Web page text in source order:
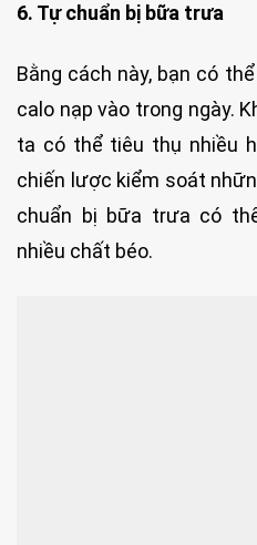
6. Tự chuẩn bị bữa trưa
Bằng cách này, bạn có
calo nạp vào trong ngày.
ta có thể tiêu thụ nhiều
chiến lược kiểm soát
chuẩn bị bữa trưa có
nhiều chất béo.